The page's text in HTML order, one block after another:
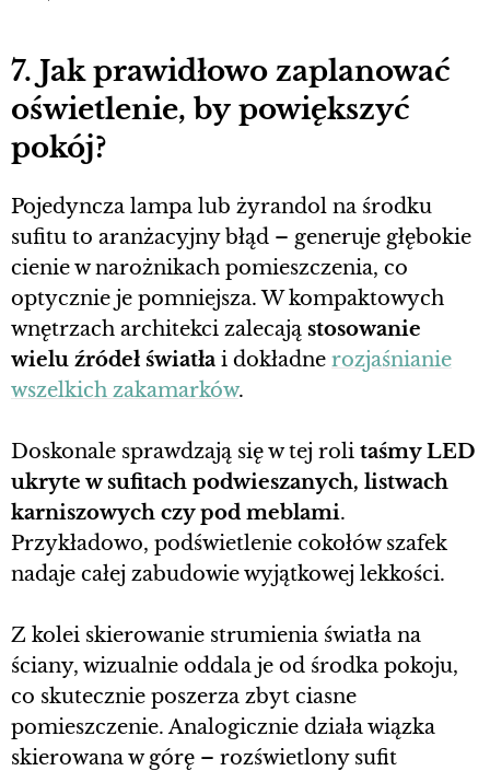
7. Jak prawidłowo zaplanować
oświetlenie, by powiększyć
pokój?
Pojedyncza lampa lub żyrandol na środku
sufitu to aranżacyjny błąd – generuje głębokie
cienie w narożnikach pomieszczenia, co
optycznie je pomniejsza. W kompaktowych
wnętrzach architekci zalecają stosowanie
wielu źródeł światła i dokładne rozjaśnianie
wszelkich zakamarków.
Doskonale sprawdzają się w tej roli taśmy LED
ukryte w sufitach podwieszanych, listwach
karniszowych czy pod meblami.
Przykładowo, podświetlenie cokołów szafek
nadaje całej zabudowie wyjątkowej lekkości.
Z kolei skierowanie strumienia światła na
ściany, wizualnie oddala je od środka pokoju,
co skutecznie poszerza zbyt ciasne
pomieszczenie. Analogicznie działa wiązka
skierowana w górę – rozświetlony sufit